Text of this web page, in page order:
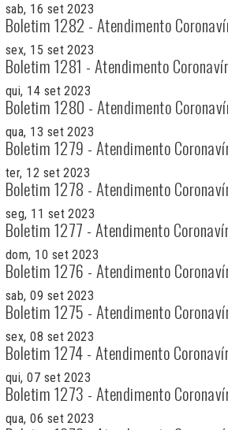
sab, 16 set 2023
Boletim 1282 - Atendimento
sex, 15 set 2023
Boletim 1281 - Atendimento
qui, 14 set 2023
Boletim 1280 - Atendimento
qua, 13 set 2023
Boletim 1279 - Atendimento
ter, 12 set 2023
Boletim 1278 - Atendimento
seg, 11 set 2023
Boletim 1277 - Atendimento
dom, 10 set 2023
Boletim 1276 - Atendimento
sab, 09 set 2023
Boletim 1275 - Atendimento
sex, 08 set 2023
Boletim 1274 - Atendimento
qui, 07 set 2023
Boletim 1273 - Atendimento
qua, 06 set 2023